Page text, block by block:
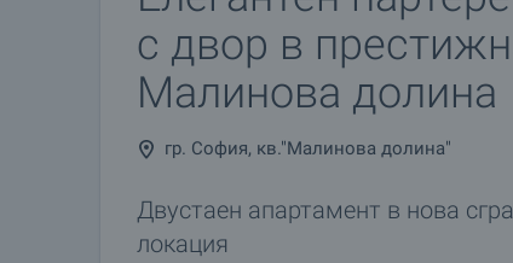
с двор в
Малинова долина
гр. София, кв."Малинова долина"
Двустаен апартамент в нова
локация